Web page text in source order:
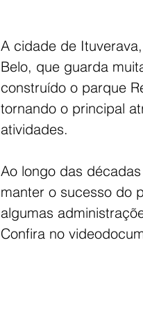
A cidade de
Belo, que guarda
construído o parque
tornando o principal
atividades.
Ao longo das
manter o sucesso do
algumas
Confira no